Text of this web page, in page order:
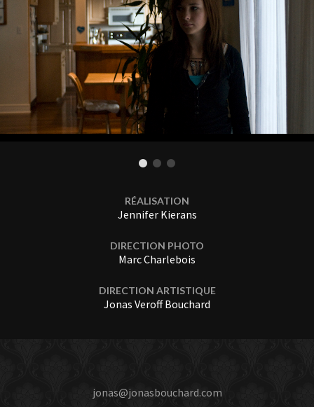
RÉALISATION
Jennifer Kierans
DIRECTION PHOTO
Marc Charlebois
DIRECTION ARTISTIQUE
Jonas Veroff Bouchard
jonas@jonasbouchard.com